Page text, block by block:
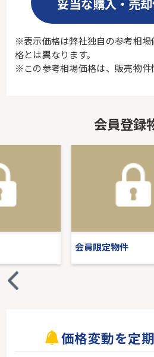
※表示価格は弊社独自の参考相場
格とは異なります。
※この参考相場価格は、販売物件
会員登録
会員限定物件
価格変動を定